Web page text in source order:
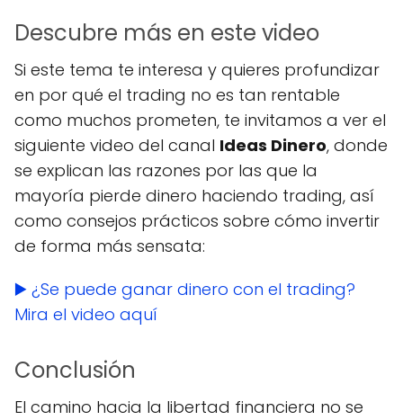
Descubre más en este video
Si este tema te interesa y quieres profundizar
en por qué el trading no es tan rentable
como muchos prometen, te invitamos a ver el
siguiente video del canal Ideas Dinero, donde
se explican las razones por las que la
mayoría pierde dinero haciendo trading, así
como consejos prácticos sobre cómo invertir
de forma más sensata:
▶️ ¿Se puede ganar dinero con el trading?
Mira el video aquí
Conclusión
El camino hacia la libertad financiera no se